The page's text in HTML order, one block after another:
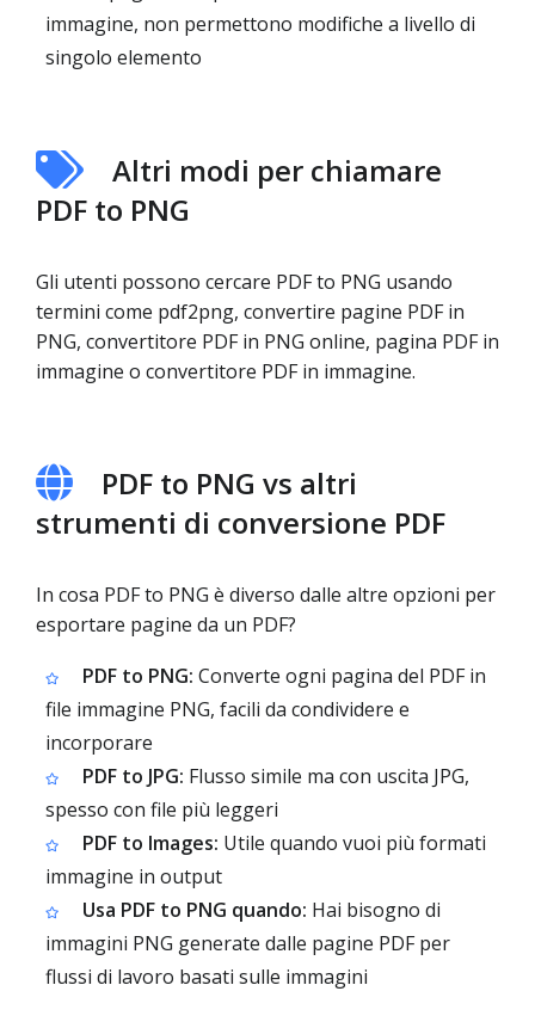
immagine, non permettono modifiche a livello di
singolo elemento
Altri modi per chiamare
PDF to PNG
Gli utenti possono cercare PDF to PNG usando
termini come pdf2png, convertire pagine PDF in
PNG, convertitore PDF in PNG online, pagina PDF in
immagine o convertitore PDF in immagine.
PDF to PNG vs altri
strumenti di conversione PDF
In cosa PDF to PNG è diverso dalle altre opzioni per
esportare pagine da un PDF?
PDF to PNG: Converte ogni pagina del PDF in
file immagine PNG, facili da condividere e
incorporare
PDF to JPG: Flusso simile ma con uscita JPG,
spesso con file più leggeri
PDF to Images: Utile quando vuoi più formati
immagine in output
Usa PDF to PNG quando: Hai bisogno di
immagini PNG generate dalle pagine PDF per
flussi di lavoro basati sulle immagini